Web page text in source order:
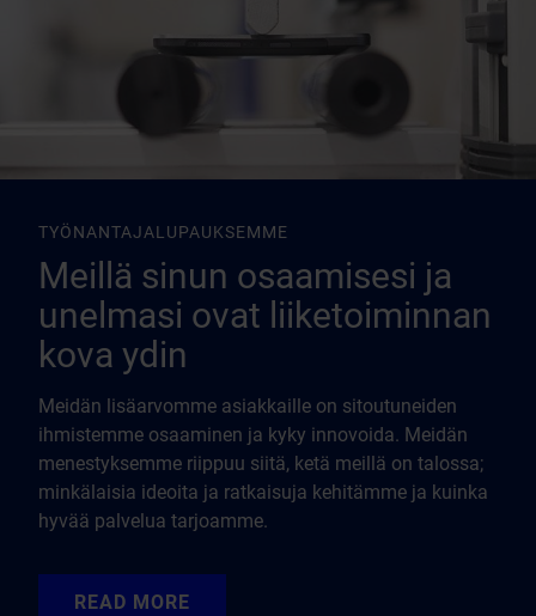
TYÖNANTAJALUPAUKSEMME
Meillä sinun osaamisesi ja
unelmasi ovat liiketoiminnan
kova ydin
Meidän lisäarvomme asiakkaille on sitoutuneiden
ihmistemme osaaminen ja kyky innovoida. Meidän
menestyksemme riippuu siitä, ketä meillä on talossa;
minkälaisia ideoita ja ratkaisuja kehitämme ja kuinka
hyvää palvelua tarjoamme.
READ MORE
READ MORE
READ MORE